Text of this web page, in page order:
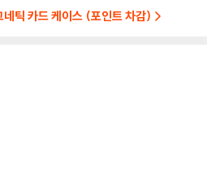
틱 카드 케이스 (포인트 차감)